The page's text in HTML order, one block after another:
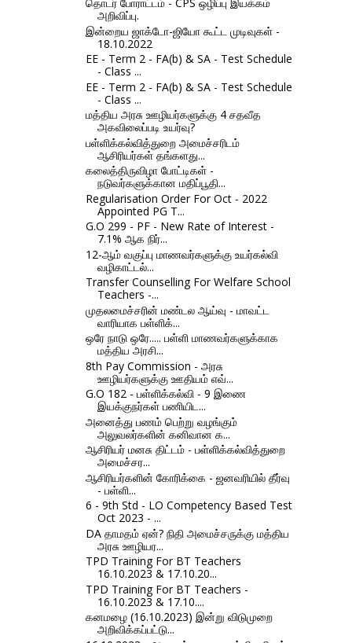
அறிவிப்பு.
இன்றைய ஜாக்டோ-ஜியோ கூட்ட முடிவுகள் -
18.10.2022
EE - Term 2 - FA(b) & SA - Test Schedule
- Class ...
EE - Term 2 - FA(b) & SA - Test Schedule
- Class ...
மத்திய அரசு ஊழியர்களுக்கு 4 சதவீத
அகவிலைப்படி உயர்வு?
பள்ளிக்கல்வித்துறை அமைச்சரிடம்
ஆசிரியர்கள் தங்களது...
கலைத்திருவிழா போட்டிகள் -
நடுவர்களுக்கான மதிப்பூதி...
Regularisation Order For Oct - 2022
Appointed PG T...
G.O 299 - PF - New Rate of Interest -
7.1% ஆக நிர்...
12-ஆம் வகுப்பு மாணவர்களுக்கு உயர்கல்வி
வழிகாட்டல்...
Transfer Counselling For Welfare School
Teachers -...
முதலமைச்சரின் மண்டல ஆய்வு - மாவட்ட
வாரியாக பள்ளிக்...
ஒரே நாடு ஒரே..... பள்ளி மாணவர்களுக்காக
மத்திய அரசி...
8th Pay Commission - அரசு
ஊழியர்களுக்கு ஊதியம் எவ்...
G.O 182 - பள்ளிக்கல்வி - 9 இணை
இயக்குநர்கள் பணியிட...
அனைத்து பணம் பெற்று வழங்கும்
அலுவலர்களின் கனிவான க...
ஆசிரியர் மனசு திட்டம் - பள்ளிக்கல்வித்துறை
அமைச்சர...
ஆசிரியர்களின் கோரிக்கை - ஜனவரியில் தீர்வு
- பள்ளி...
6 - 9th Std - LO Competency Based Test
Oct 2023 - ...
DA தாமதம் ஏன்? நிதி அமைச்சருக்கு மத்திய
அரசு ஊழியர...
TPD Training For BT Teachers
16.10.2023 & 17.10.20...
TPD Training For BT Teachers -
16.10.2023 & 17.10....
கனமழை (16.10.2023) இன்று விடுமுறை
அறிவிக்கப்பட்டு...